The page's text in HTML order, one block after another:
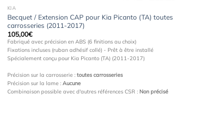
KIA
Becquet / Extension CAP pour Kia Picanto (TA) toutes
carrosseries (2011-2017)
105,00€
Fabriqué avec précision en ABS (6 finitions au choix)
Fixations incluses (ruban adhésif collé) - Prêt à être installé
Spécialement conçu pour Kia Picanto (TA) (2011-2017)
Précision sur la carrosserie : toutes carrosseries
Précision sur la lame : Aucune
Combinaison possible avec d'autres références CSR : Non précisé